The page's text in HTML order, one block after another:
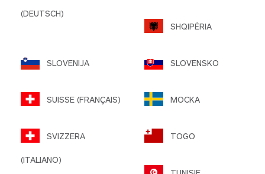
(DEUTSCH)
SHQIPËRIA
SLOVENIJA SLOVENSKO
SUISSE (FRANÇAIS) MOCKA
SVIZZERA
(ITALIANO)
TOGO